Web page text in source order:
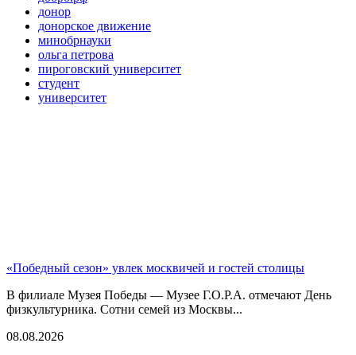
донор
донорское движение
минобрнауки
ольга петрова
пироговский университет
студент
университет
«Победный сезон» увлек москвичей и гостей столицы
В филиале Музея Победы — Музее Г.О.Р.А. отмечают День
физкультурника. Сотни семей из Москвы...
08.08.2026